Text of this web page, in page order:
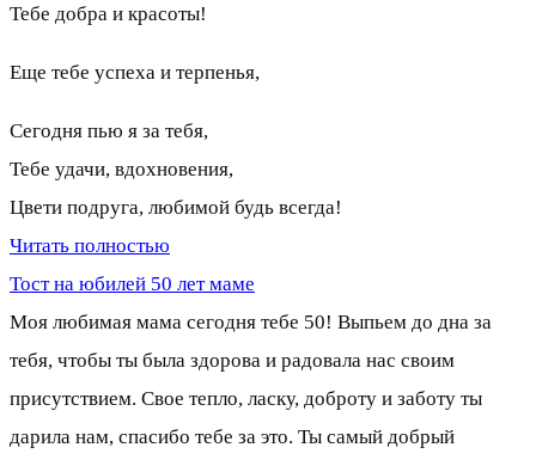
Тебе добра и красоты!
Еще тебе успеха и терпенья,
Сегодня пью я за тебя,
Тебе удачи, вдохновения,
Цвети подруга, любимой будь всегда!
Читать полностью
Тост на юбилей 50 лет маме
Моя любимая мама сегодня тебе 50! Выпьем до дна за
тебя, чтобы ты была здорова и радовала нас своим
присутствием. Свое тепло, ласку, доброту и заботу ты
дарила нам, спасибо тебе за это. Ты самый добрый